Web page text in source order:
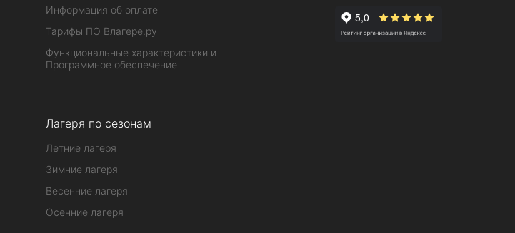
Информация об оплате
Тарифы ПО Влагере.ру
Функциональные характеристики и
Программное обеспечение
Лагеря по сезонам
Летние лагеря
Зимние лагеря
Весенние лагеря
Осенние лагеря